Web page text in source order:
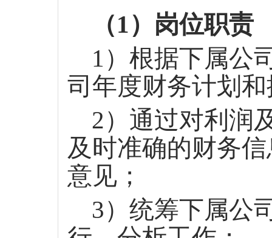
（1）岗位职责
1）根据下属公
司年度财务计划
2）通过对利润
及时准确的财务
意见；
3）统筹下属公